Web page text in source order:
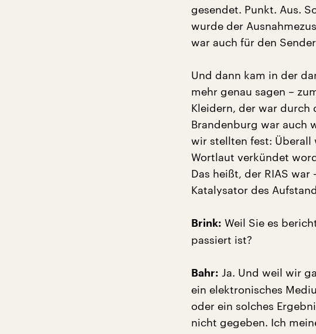
gesendet. Punkt. Aus.
wurde der
war auch für den
Und dann kam in der
mehr genau sagen –
Kleidern, der war durch
Brandenburg war auch
wir stellten fest: Überall
Wortlaut verkündet
Das heißt, der RIAS war
Katalysator des
Brink: Weil Sie es
passiert ist?
Bahr: Ja. Und weil wir
ein elektronisches
oder ein solches
nicht gegeben. Ich